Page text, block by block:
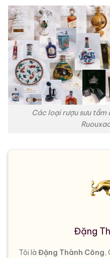
Các loại rượu sưu
Đặng
Tôi là Đặng Thành Công,